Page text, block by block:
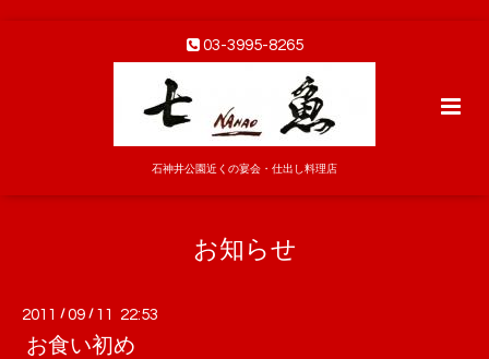
03-3995-8265
石神井公園近くの宴会・仕出し料理店
お知らせ
2011 /09 / 11 22:53
お食い初め